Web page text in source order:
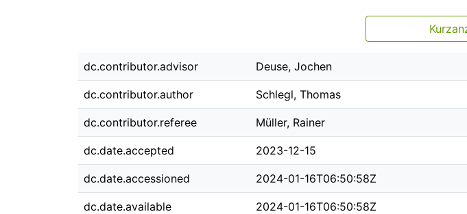
dc.contributor.advisor Deuse, Jochen
dc.contributor.author Schlegl, Thomas
dc.contributor.referee Müller, Rainer
dc.date.accepted 2023-12-15
dc.date.accessioned 2024-01-16T06:50:58Z
dc.date.available 2024-01-16T06:50:58Z